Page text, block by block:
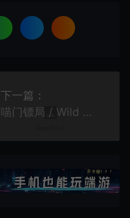
下一篇：
喵门镖局 / Wild Woods 卡通合作动作游戏